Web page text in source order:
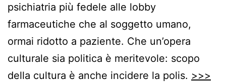
psichiatria più fedele alle lobby
farmaceutiche che al soggetto umano,
ormai ridotto a paziente. Che un’opera
culturale sia politica è meritevole: scopo
della cultura è anche incidere la polis. >>>